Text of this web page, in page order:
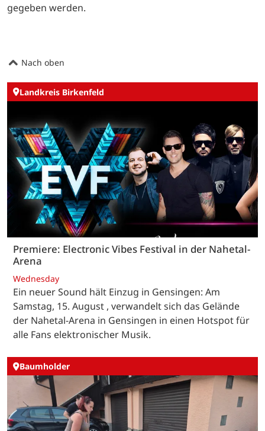
gegeben werden.
Nach oben
Landkreis Birkenfeld
Premiere: Electronic Vibes Festival in der Nahetal-
Arena
Wednesday
Ein neuer Sound hält Einzug in Gensingen: Am
Samstag, 15. August , verwandelt sich das Gelände
der Nahetal-Arena in Gensingen in einen Hotspot für
alle Fans elektronischer Musik.
Baumholder